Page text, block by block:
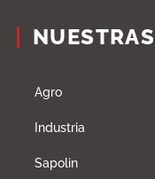
Agro
Industria
Sapolin